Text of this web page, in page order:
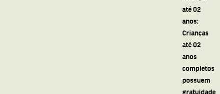
até 02
anos:
Crianças
até 02
anos
completos
possuem
gratuidade